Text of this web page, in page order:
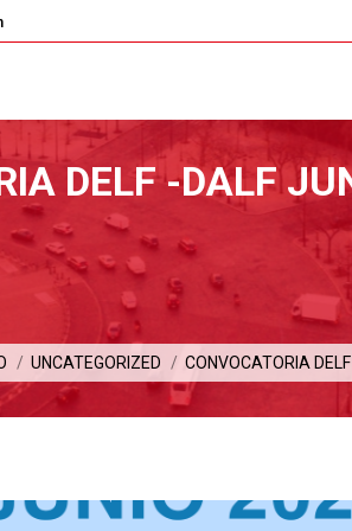
DELF -DALF
aquí:
UNCATEGORIZED CONVOCATORIA